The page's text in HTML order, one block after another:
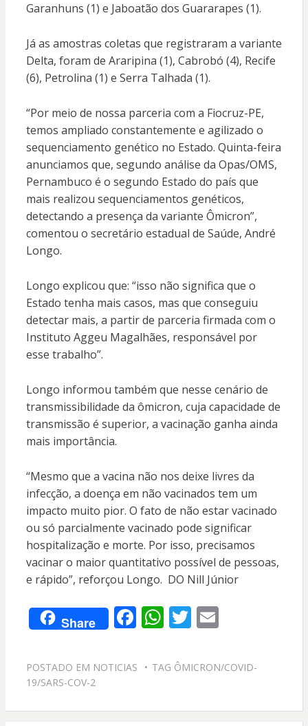
Garanhuns (1) e Jaboatão dos Guararapes (1).
Já as amostras coletas que registraram a variante
Delta, foram de Araripina (1), Cabrobó (4), Recife
(6), Petrolina (1) e Serra Talhada (1).
“Por meio de nossa parceria com a Fiocruz-PE,
temos ampliado constantemente e agilizado o
sequenciamento genético no Estado. Quinta-feira
anunciamos que, segundo análise da Opas/OMS,
Pernambuco é o segundo Estado do país que
mais realizou sequenciamentos genéticos,
detectando a presença da variante Ômicron”,
comentou o secretário estadual de Saúde, André
Longo.
Longo explicou que: “isso não significa que o
Estado tenha mais casos, mas que conseguiu
detectar mais, a partir de parceria firmada com o
Instituto Aggeu Magalhães, responsável por
esse trabalho”.
Longo informou também que nesse cenário de
transmissibilidade da ômicron, cuja capacidade de
transmissão é superior, a vacinação ganha ainda
mais importância.
“Mesmo que a vacina não nos deixe livres da
infecção, a doença em não vacinados tem um
impacto muito pior. O fato de não estar vacinado
ou só parcialmente vacinado pode significar
hospitalização e morte. Por isso, precisamos
vacinar o maior quantitativo possível de pessoas,
e rápido”, reforçou Longo. DO Nill Júnior
Share F
e
o
W
at
A
T
itt
E
ai
POSTADO EM NOTICIAS TAG ÔMICRON/COVID-
19/SARS-COV-2